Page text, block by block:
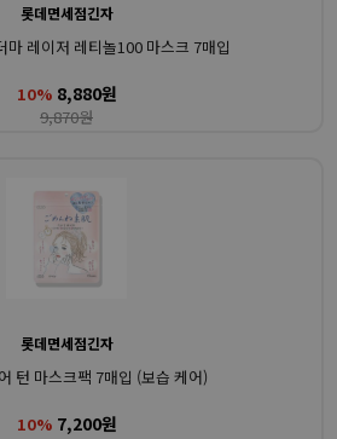
롯데면세점긴자
마 레이저 레티놀100 마스크 7매입
10% 8,880원
9,870원
롯데면세점긴자
턴 마스크팩 7매입 (보습 케어)
10% 7,200원